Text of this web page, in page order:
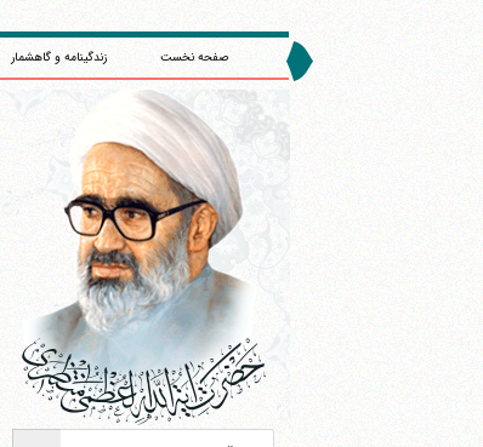
صفحه نخست زندگینامه و گاهشمار